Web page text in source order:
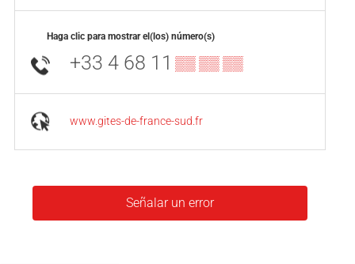
Haga clic para mostrar el(los) número(s)
+33 4 68 11 ▒▒ ▒▒ ▒▒
www.gites-de-france-sud.fr
Señalar un error